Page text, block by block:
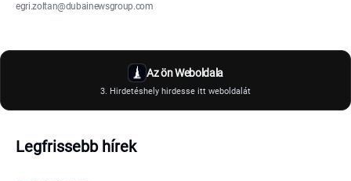
egri.zoltan@dubainewsgroup.com
Az ön Weboldala
3. Hirdetéshely hirdesse itt weboldalát
Legfrissebb hírek